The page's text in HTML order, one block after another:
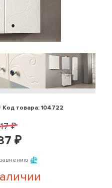
Код товара: 104722
₽
₽